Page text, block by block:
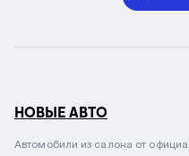
НОВЫЕ АВТО
Автомобили из салона от